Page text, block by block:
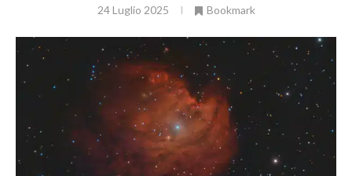
24 Luglio 2025 Bookmark